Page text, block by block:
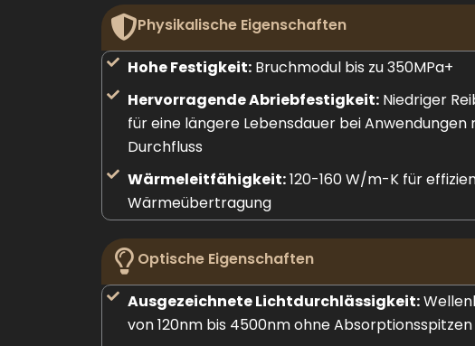
Physikalische Eigenschaften
Hohe Festigkeit:Bruchmodul bis zu 350MPa+
Hervorragende Abriebfestigkeit:Niedriger
für eine längere Lebensdauer bei Anwendungen
Durchfluss
Wärmeleitfähigkeit:120-160 W/m-K für
Wärmeübertragung
Optische Eigenschaften
Ausgezeichnete Lichtdurchlässigkeit:
von 120nm bis 4500nm ohne Absorptionsspitzen